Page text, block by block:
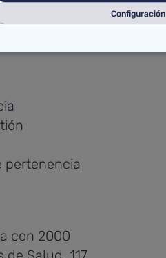
y el desarrollo
pertenencia
con 2000
Configuración